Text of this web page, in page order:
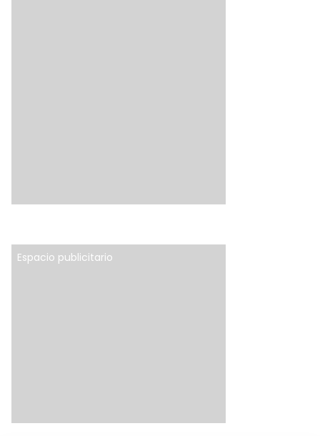
Espacio publicitario